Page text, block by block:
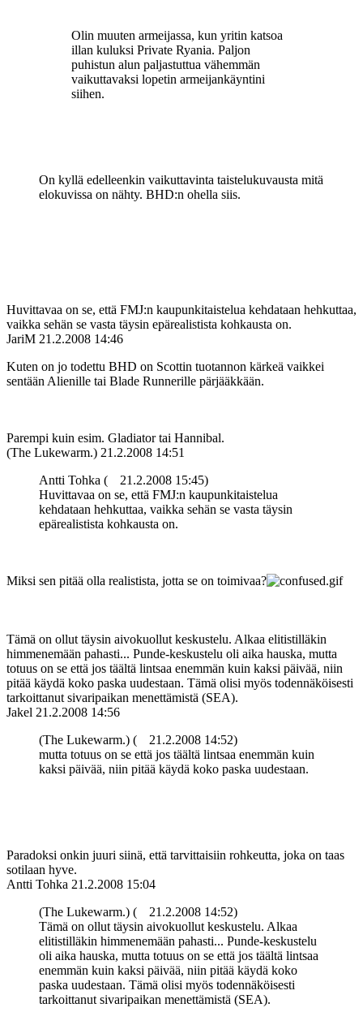
Olin muuten armeijassa, kun yritin katsoa
illan kuluksi Private Ryania. Paljon
puhistun alun paljastuttua vähemmän
vaikuttavaksi lopetin armeijankäyntini
siihen.
On kyllä edelleenkin vaikuttavinta taistelukuvausta mitä
elokuvissa on nähty. BHD:n ohella siis.
Huvittavaa on se, että FMJ:n kaupunkitaistelua kehdataan hehkuttaa,
vaikka sehän se vasta täysin epärealistista kohkausta on.
JariM 21.2.2008 14:46
Kuten on jo todettu BHD on Scottin tuotannon kärkeä vaikkei
sentään Alienille tai Blade Runnerille pärjääkkään.
Parempi kuin esim. Gladiator tai Hannibal.
(The Lukewarm.) 21.2.2008 14:51
Antti Tohka (
21.2.2008 15:45)
Huvittavaa on se, että FMJ:n kaupunkitaistelua
kehdataan hehkuttaa, vaikka sehän se vasta täysin
epärealistista kohkausta on.
Miksi sen pitää olla realistista, jotta se on toimivaa?
Tämä on ollut täysin aivokuollut keskustelu. Alkaa elitistilläkin
himmenemään pahasti... Punde-keskustelu oli aika hauska, mutta
totuus on se että jos täältä lintsaa enemmän kuin kaksi päivää, niin
pitää käydä koko paska uudestaan. Tämä olisi myös todennäköisesti
tarkoittanut sivaripaikan menettämistä (SEA).
Jakel 21.2.2008 14:56
(The Lukewarm.) (
21.2.2008 14:52)
mutta totuus on se että jos täältä lintsaa enemmän kuin
kaksi päivää, niin pitää käydä koko paska uudestaan.
Paradoksi onkin juuri siinä, että tarvittaisiin rohkeutta, joka on taas
sotilaan hyve.
Antti Tohka 21.2.2008 15:04
(The Lukewarm.) (
21.2.2008 14:52)
Tämä on ollut täysin aivokuollut keskustelu. Alkaa
elitistilläkin himmenemään pahasti... Punde-keskustelu
oli aika hauska, mutta totuus on se että jos täältä lintsaa
enemmän kuin kaksi päivää, niin pitää käydä koko
paska uudestaan. Tämä olisi myös todennäköisesti
tarkoittanut sivaripaikan menettämistä (SEA).